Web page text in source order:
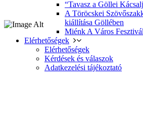
“Tavasz a Göllei
A Töröcskei
kiállítása Göllében
Miénk A Város
Elérhetőségek
Elérhetőségek
Kérdések és válaszok
Adatkezelési tájékoztató